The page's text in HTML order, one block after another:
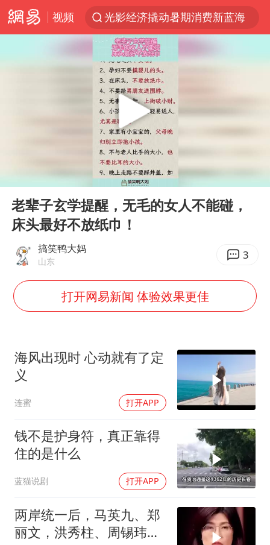
视频
光影经济撬动暑期消费新蓝海
央视新主播李秋莹孙亚鹏亮相
情侣平潭拍日出坠崖1死1伤
老挝国会主席赛宋蓬逝世
黄金牛市回来了吗
《欢迎来龙餐馆》口碑
茅台部分直营店飞天茅台提价
白海豚将正面袭击贯穿浙江
杭州全市有序停课
商场现钱学森巨幅海报 负责人回应
微信又有新功能，你可以“撤回”你的撤回了！
乐享全民健身 共筑健康中国
Play
老辈子玄学提醒，无毛的女人不能碰，
床头最好不放纸巾！
搞笑鸭大妈
山东 3
打开网易新闻 体验效果更佳
海风出现时 心动就有了定
义
连蜜 打开APP
钱不是护身符，真正靠得
住的是什么
蓝猫说剧 打开APP
两岸统一后，马英九、郑
丽文，洪秀柱、周锡玮谁